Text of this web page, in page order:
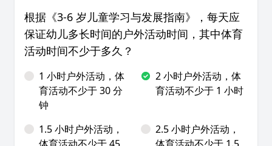
根据《3-6 岁儿童学习与发展指南》，每天应
保证幼儿多长时间的户外活动时间，其中体育
活动时间不少于多久？
1 小时户外活动，体
育活动不少于 30 分
钟
2 小时户外活动，体
育活动不少于 1 小时
1.5 小时户外活动，
2.5 小时户外活动，